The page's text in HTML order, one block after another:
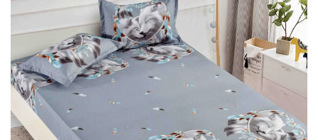
Lenjerii de pat Bumbac 100%
Lenjerii de pat Cocolino
Lenjerii de pat Finet + 2 Draperii
Lenjerii de pat Saten 4 piese cu
elastic